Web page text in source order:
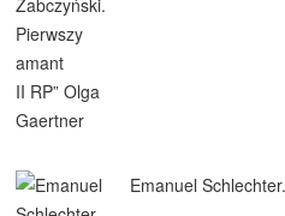
Emanuel